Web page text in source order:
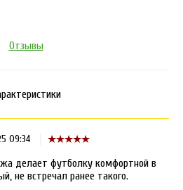
Отзывы
09:34
делает футболку комфортной в
не встречал ранее такого.